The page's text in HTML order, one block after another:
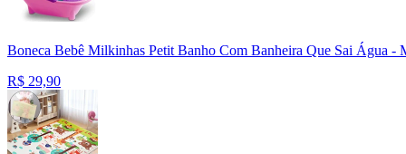
Boneca Bebê Milkinhas Petit Banho Com Banheira Que Sai Água -
R$ 29,90